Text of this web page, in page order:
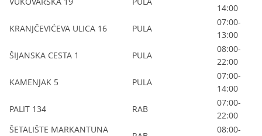
14:00
KRANJČEVIĆEVA ULICA 16
PULA
07:00-
13:00
ŠIJANSKA CESTA 1
PULA
08:00-
22:00
KAMENJAK 5
PULA
07:00-
14:00
PALIT 134
RAB
07:00-
22:00
ŠETALIŠTE MARKANTUNA
08:00-